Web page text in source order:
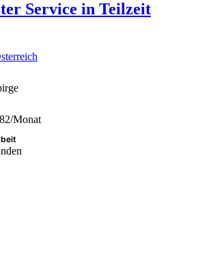
Service in Teilzeit
Monat